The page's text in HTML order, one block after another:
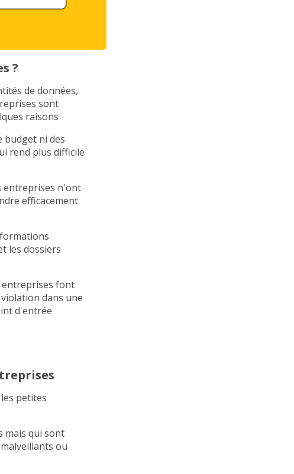
?
de données,
sont
raisons
budget ni des
rend plus difficile
entreprises n'ont
efficacement
les dossiers
entreprises font
dans une
d'entrée
petites
mais qui sont
ou